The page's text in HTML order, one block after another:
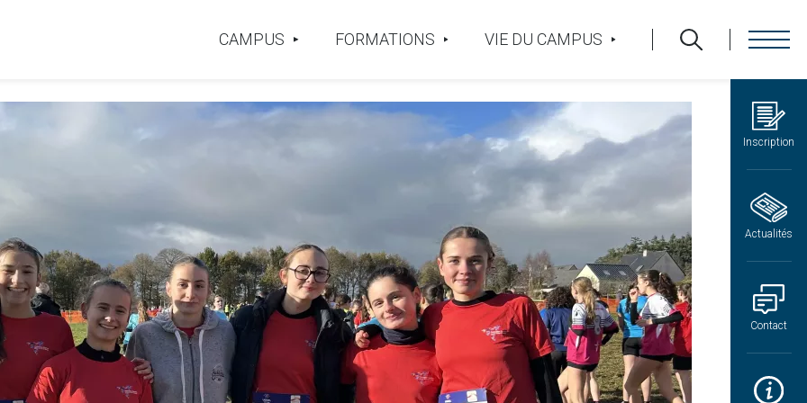
Inscription
Actualités
Contact
CAMPUS FORMATIONS VIE DU CAMPUS